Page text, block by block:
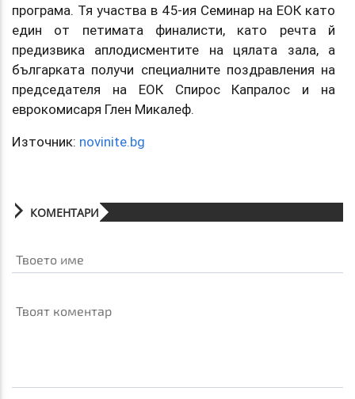
програма. Тя участва в 45-ия Семинар на ЕОК като
един от петимата финалисти, като речта й
предизвика аплодисментите на цялата зала, а
българката получи специалните поздравления на
председателя на ЕОК Спирос Капралос и на
еврокомисаря Глен Микалеф.
Източник: novinite.bg
КОМЕНТАРИ
Твоето име
Твоят коментар